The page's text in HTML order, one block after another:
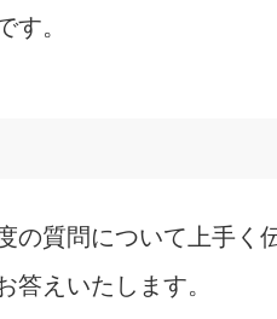
す。
の質問について上手く
答えいたします。